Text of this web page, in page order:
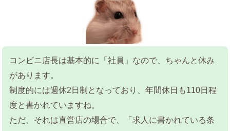
コンビニ店長は基本的に「社員」なので、ちゃんと休み
があります。
制度的には週休2日制となっており、年間休日も110日程
度と書かれていますね。
ただ、それは直営店の場合で、「求人に書かれている条